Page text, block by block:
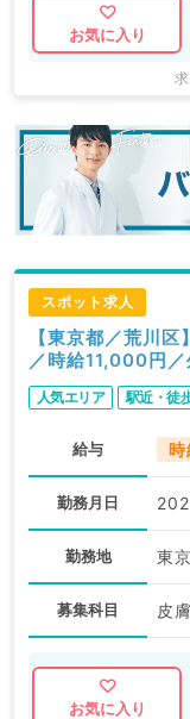
お気に入り
スポット求人
【東京都／荒川
／時給11,000円
人気エリア 駅近・徒
給与
勤務月日
勤務地 東
募集科目 皮
お気に入り